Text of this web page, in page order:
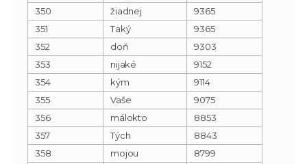
350
žiadnej
9365
351
Taký
9365
352
doň
9303
353
nijaké
9152
354
kým
9114
355
Vaše
9075
356
málokto
8853
357
Tých
8843
358
mojou
8799